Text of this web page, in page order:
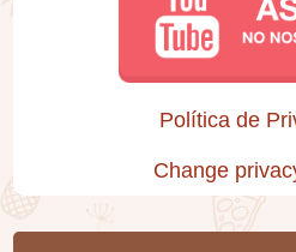
Política de
Change